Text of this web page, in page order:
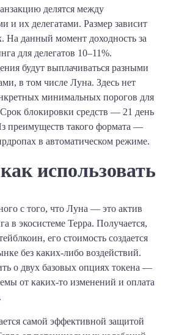
делятся между
и их делегатами. Размер зависит
На данный момент доходность за
для делегатов 10–11%.
будут выплачиваться разными
в том числе Луна. Здесь нет
минимальных порогов для
блокировки средств — 21 день
преимуществ такого формата —
в автоматическом режиме.
использовать
с того, что Луна — это актив
в экосистеме Терра. Получается,
его стоимость создается
без каких-либо воздействий.
о двух базовых опциях токена —
от каких-то изменений и оплата
самой эффективной защитой